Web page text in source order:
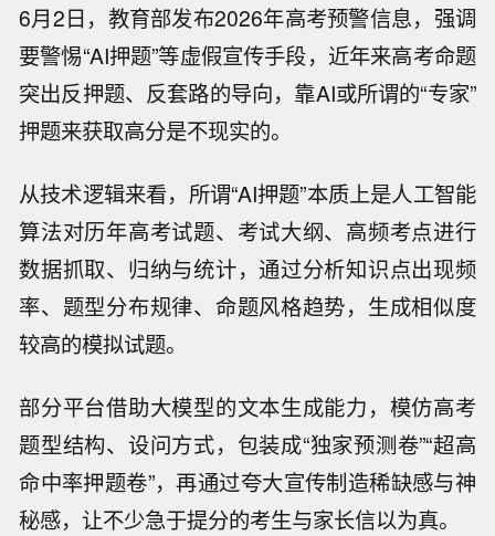
6月2日，教育部发布2026年高考预警信息，强调
要警惕“AI押题”等虚假宣传手段，近年来高考命题
突出反押题、反套路的导向，靠AI或所谓的“专家”
押题来获取高分是不现实的。
从技术逻辑来看，所谓“AI押题”本质上是人工智能
算法对历年高考试题、考试大纲、高频考点进行
数据抓取、归纳与统计，通过分析知识点出现频
率、题型分布规律、命题风格趋势，生成相似度
较高的模拟试题。
部分平台借助大模型的文本生成能力，模仿高考
题型结构、设问方式，包装成“独家预测卷”“超高
命中率押题卷”，再通过夸大宣传制造稀缺感与神
秘感，让不少急于提分的考生与家长信以为真。